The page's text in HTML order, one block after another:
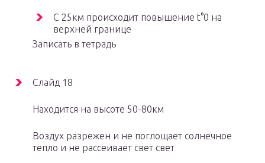
С 25км происходит повышение t°0 на
верхней границе
Записать в тетрадь
Слайд 18
Находится на высоте 50-80км
Воздух разрежен и не поглощает солнечное
тепло и не рассеивает свет свет